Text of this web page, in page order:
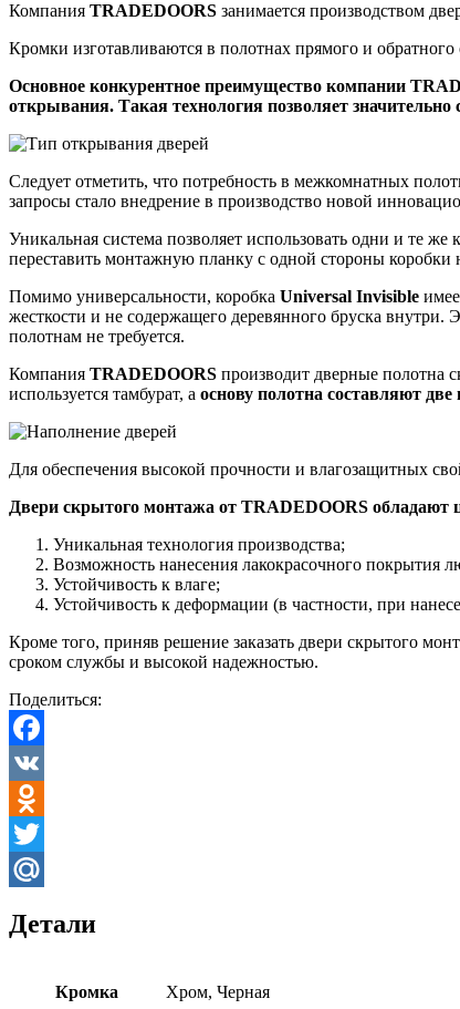
Компания TRADEDOORS занимается производством
Кромки изготавливаются в полотнах прямого и
Основное конкурентное преимущество компании
открывания. Такая технология позволяет значительно
Следует отметить, что потребность в межкомнатных
запросы стало внедрение в производство новой
Уникальная система позволяет использовать одни и те
переставить монтажную планку с одной стороны коробки
Помимо универсальности, коробка Universal Invisible
жесткости и не содержащего деревянного бруска внутри.
полотнам не требуется.
Компания TRADEDOORS производит дверные полотна
используется тамбурат, а основу полотна составляют
Для обеспечения высокой прочности и влагозащитных
Двери скрытого монтажа от TRADEDOORS обладают
Уникальная технология производства;
Возможность нанесения лакокрасочного покрытия
Устойчивость к влаге;
Устойчивость к деформации (в частности, при
Кроме того, приняв решение заказать двери скрытого
сроком службы и высокой надежностью.
Поделиться:
Facebook
VK
Odnoklassniki
Twitter
Детали
Кромка Хром, Черная